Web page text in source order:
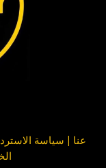
عنا | سياسة